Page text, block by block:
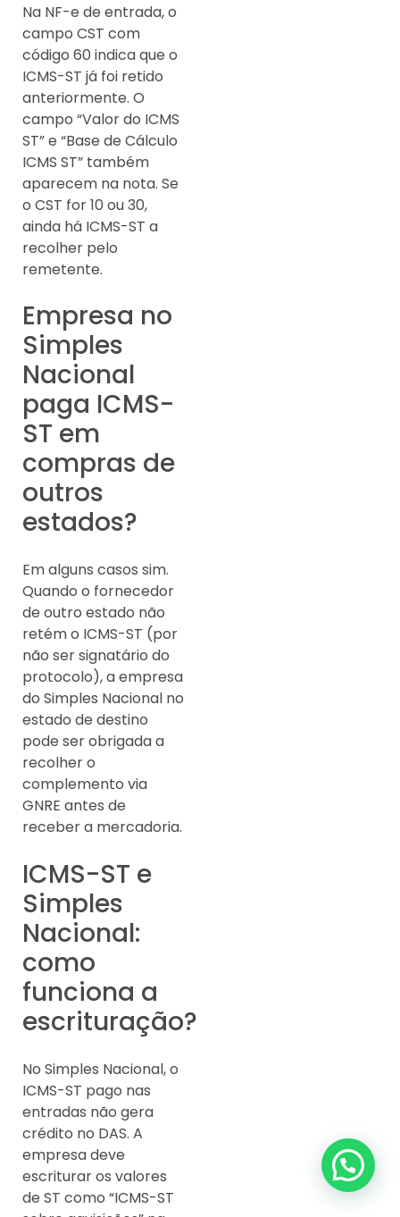
Na NF-e de entrada, o
campo CST com
código 60 indica que o
ICMS-ST já foi retido
anteriormente. O
campo “Valor do ICMS
ST” e “Base de Cálculo
ICMS ST” também
aparecem na nota. Se
o CST for 10 ou 30,
ainda há ICMS-ST a
recolher pelo
remetente.
Empresa no
Simples
Nacional
paga ICMS-
ST em
compras de
outros
estados?
Em alguns casos sim.
Quando o fornecedor
de outro estado não
retém o ICMS-ST (por
não ser signatário do
protocolo), a empresa
do Simples Nacional no
estado de destino
pode ser obrigada a
recolher o
complemento via
GNRE antes de
receber a mercadoria.
ICMS-ST e
Simples
Nacional:
como
funciona a
escrituração?
No Simples Nacional, o
ICMS-ST pago nas
entradas não gera
crédito no DAS. A
empresa deve
escriturar os valores
de ST como “ICMS-ST